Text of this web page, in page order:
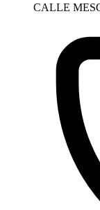
CALLE